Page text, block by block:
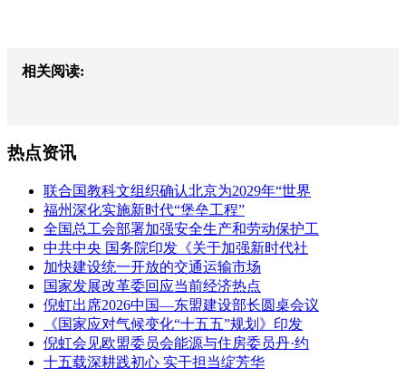
相关阅读:
热点资讯
联合国教科文组织确认北京为2029年“世界
福州深化实施新时代“堡垒工程”
全国总工会部署加强安全生产和劳动保护工
中共中央 国务院印发《关于加强新时代社
加快建设统一开放的交通运输市场
国家发展改革委回应当前经济热点
倪虹出席2026中国—东盟建设部长圆桌会议
《国家应对气候变化“十五五”规划》印发
倪虹会见欧盟委员会能源与住房委员丹·约
十五载深耕践初心 实干担当绽芳华